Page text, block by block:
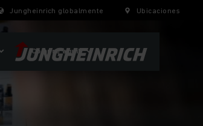
Jungheinrich globalmente Ubicaciones
¡Compre aquí!